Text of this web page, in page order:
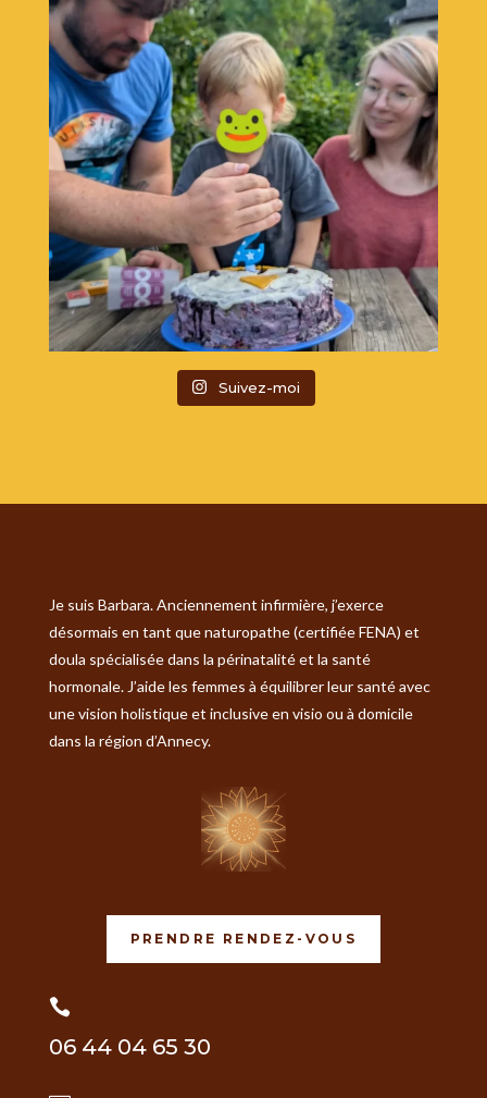
Suivez-moi
Je suis Barbara. Anciennement infirmière, j’exerce
désormais en tant que naturopathe (certifiée FENA) et
doula spécialisée dans la périnatalité et la santé
hormonale. J’aide les femmes à équilibrer leur santé avec
une vision holistique et inclusive en visio ou à domicile
dans la région d’Annecy.
PRENDRE RENDEZ-VOUS

06 44 04 65 30